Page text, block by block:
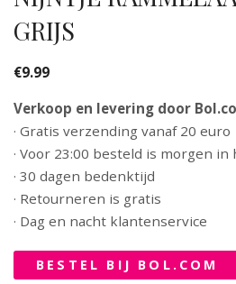
GRIJS
€9.99
Verkoop en levering door
· Gratis verzending vanaf 20 euro
· Voor 23:00 besteld is morgen in
· 30 dagen bedenktijd
· Retourneren is gratis
· Dag en nacht klantenservice
BESTEL BIJ BOL.COM